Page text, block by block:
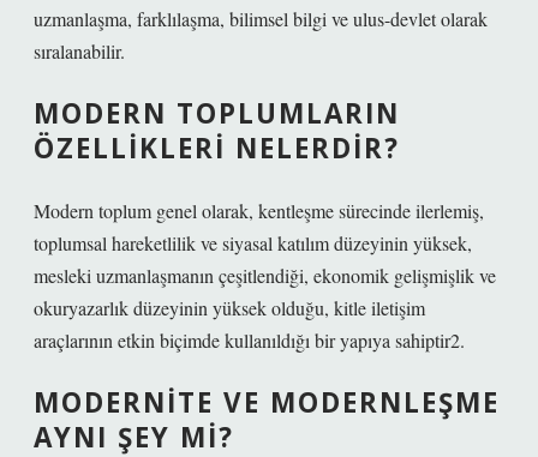
uzmanlaşma, farklılaşma, bilimsel bilgi ve ulus-devlet olarak
sıralanabilir.
MODERN TOPLUMLARIN
ÖZELLIKLERI NELERDIR?
Modern toplum genel olarak, kentleşme sürecinde ilerlemiş,
toplumsal hareketlilik ve siyasal katılım düzeyinin yüksek,
mesleki uzmanlaşmanın çeşitlendiği, ekonomik gelişmişlik ve
okuryazarlık düzeyinin yüksek olduğu, kitle iletişim
araçlarının etkin biçimde kullanıldığı bir yapıya sahiptir2.
MODERNITE VE MODERNLEŞME
AYNI ŞEY MI?